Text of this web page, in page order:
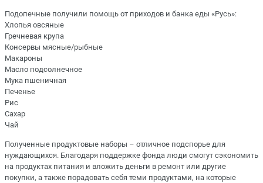
Подопечные получили помощь от приходов и банка еды «Русь»:
Хлопья овсяные
Гречневая крупа
Консервы мясные/рыбные
Макароны
Масло подсолнечное
Мука пшеничная
Печенье
Рис
Сахар
Чай
Полученные продуктовые наборы – отличное подспорье для
нуждающихся. Благодаря поддержке фонда люди смогут сэкономить
на продуктах питания и вложить деньги в ремонт или другие
покупки, а также порадовать себя теми продуктами, на которые